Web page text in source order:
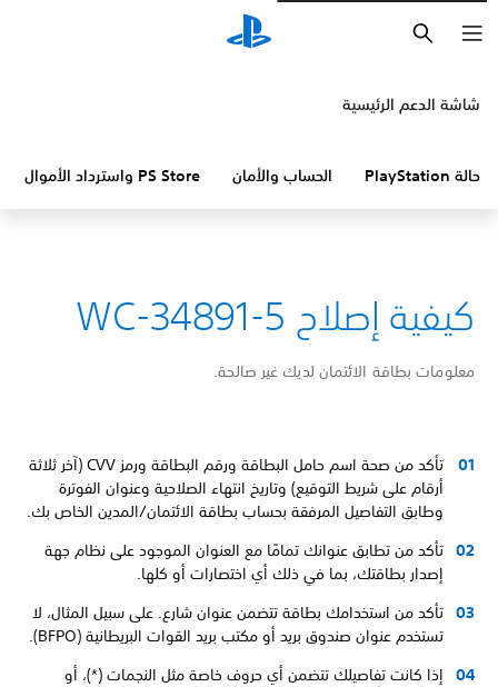
شاشة الدعم الرئيسية
حالة PlayStation الحساب والأمان PS Store واسترداد الأموال
كيفية إصلاح WC-34891-5
معلومات بطاقة الائتمان لديك غير صالحة.
تأكد من صحة اسم حامل البطاقة ورقم البطاقة ورمز CVV (آخر ثلاثة
أرقام على شريط التوقيع) وتاريخ انتهاء الصلاحية وعنوان الفوترة
وطابق التفاصيل المرفقة بحساب بطاقة الائتمان/المدين الخاص بك.
تأكد من تطابق عنوانك تمامًا مع العنوان الموجود على نظام جهة
إصدار بطاقتك، بما في ذلك أي اختصارات أو كلها.
تأكد من استخدامك بطاقة تتضمن عنوان شارع. على سبيل المثال، لا
تستخدم عنوان صندوق بريد أو مكتب بريد القوات البريطانية (BFPO).
إذا كانت تفاصيلك تتضمن أي حروف خاصة مثل النجمات (*)، أو